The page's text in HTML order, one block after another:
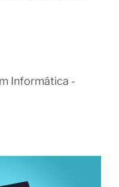
Informática -